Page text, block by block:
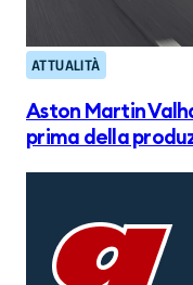
ATTUALITÀ
Aston Martin
prima della